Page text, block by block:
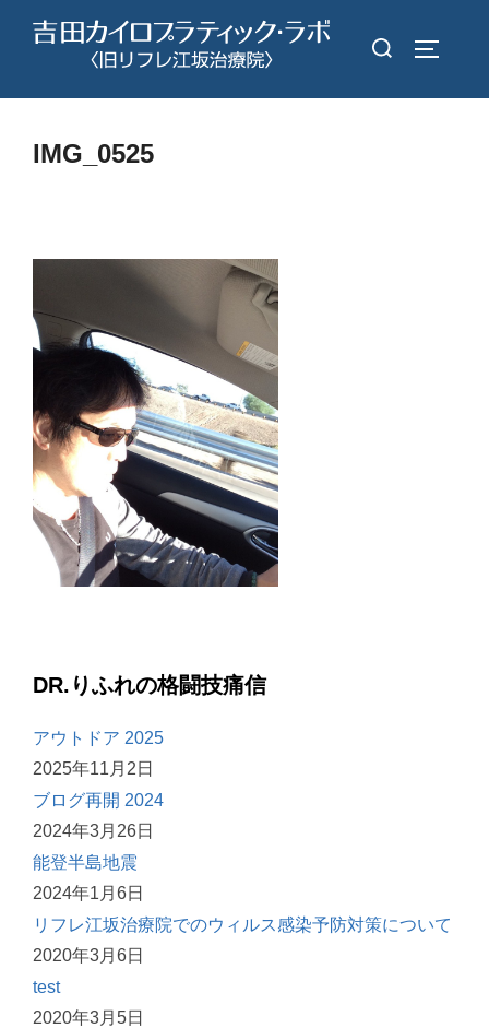
検
対
IMG_0525
DR.りふれの格闘技痛信
アウトドア 2025
2025年11月2日
ブログ再開 2024
2024年3月26日
能登半島地震
2024年1月6日
リフレ江坂治療院でのウィルス感染予防対策について
2020年3月6日
test
2020年3月5日